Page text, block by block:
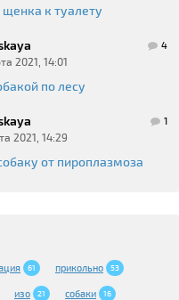
щенка к туалету
4
2021, 14:01
по лесу
1
2021, 14:29
от пироплазмоза
61 прикольно 53
изо 21 собаки 16